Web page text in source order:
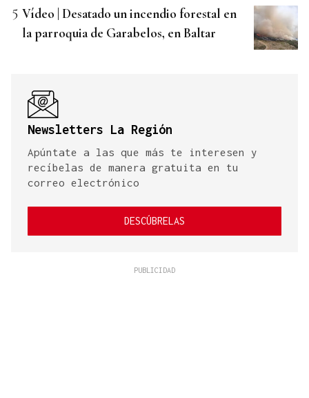
Vídeo | Desatado un incendio forestal en
la parroquia de Garabelos, en Baltar
Newsletters La Región
Apúntate a las que más te interesen y
recíbelas de manera gratuita en tu
correo electrónico
DESCÚBRELAS